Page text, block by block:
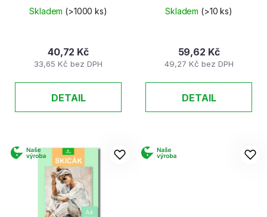
Skladem (>1000 ks)
33,65 Kč bez DPH
40,72 Kč
DETAIL
Skladem (>10 ks)
49,27 Kč bez DPH
59,62 Kč
DETAIL